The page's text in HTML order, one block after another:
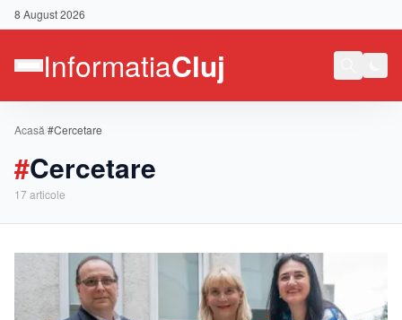
8 August 2026
Acasă/#Cercetare
#Cercetare
17 articole